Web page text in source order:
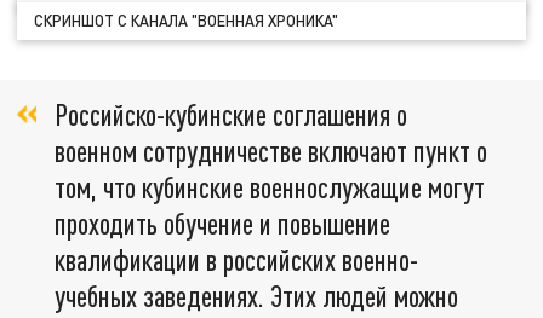
СКРИНШОТ С КАНАЛА "ВОЕННАЯ ХРОНИКА"
Российско-кубинские соглашения о
военном сотрудничестве включают пункт о
том, что кубинские военнослужащие могут
проходить обучение и повышение
квалификации в российских военно-
учебных заведениях. Этих людей можно